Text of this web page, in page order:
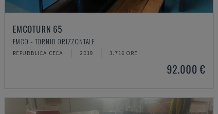
EMCOTURN 65
EMCO - TORNIO ORIZZONTALE
REPUBBLICA CECA 2019 3.716 ORE
92.000 €